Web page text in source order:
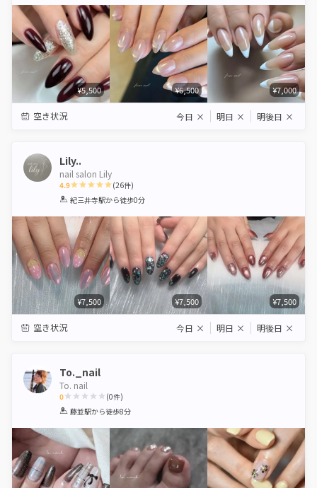
¥5,500 ¥6,500 ¥7,000
空き状況 今日 × 明日 × 明後日 ×
Lily..
nail salon Lily
4.9
1 2 3 4 5
(26件)
紀三井寺駅から徒歩0分
¥7,500 ¥7,500 ¥7,500
空き状況 今日 × 明日 × 明後日 ×
To._nail
To. nail
0
1 2 3 4 5
(0件)
藤並駅から徒歩8分